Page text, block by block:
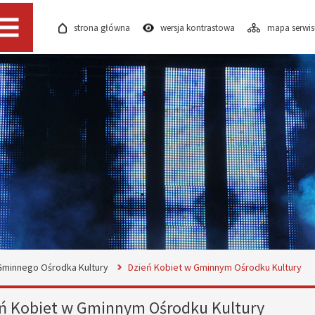
Menu strona główna wersja kontrastowa mapa
Ośrodka Kultury Dzień Kobiet w Gminnym Ośrodku Kultury
Kobiet w Gminnym Ośrodku Kultury